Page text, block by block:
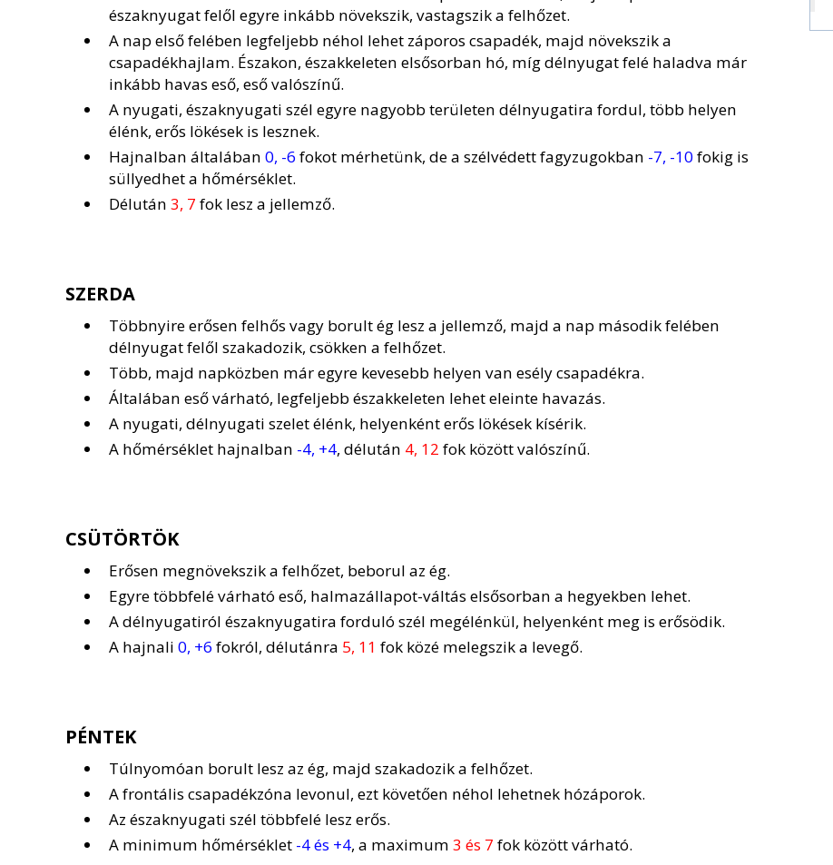
északnyugat felől egyre inkább növekszik, vastagszik a felhőzet.
A nap első felében legfeljebb néhol lehet záporos csapadék, majd növekszik a
csapadékhajlam. Északon, északkeleten elsősorban hó, míg délnyugat felé haladva már
inkább havas eső, eső valószínű.
A nyugati, északnyugati szél egyre nagyobb területen délnyugatira fordul, több helyen
élénk, erős lökések is lesznek.
Hajnalban általában 0, -6 fokot mérhetünk, de a szélvédett fagyzugokban -7, -10fokig is
süllyedhet a hőmérséklet.
Délután 3, 7 fok lesz a jellemző.
SZERDA
Többnyire erősen felhős vagy borult ég lesz a jellemző, majd a nap második felében
délnyugat felől szakadozik, csökken a felhőzet.
Több, majd napközben már egyre kevesebb helyen van esély csapadékra.
Általában eső várható, legfeljebb északkeleten lehet eleinte havazás.
A nyugati, délnyugati szelet élénk, helyenként erős lökések kísérik.
A hőmérséklet hajnalban -4, +4, délután 4, 12 fok között valószínű.
CSÜTÖRTÖK
Erősen megnövekszik a felhőzet, beborul az ég.
Egyre többfelé várható eső, halmazállapot-váltás elsősorban a hegyekben lehet.
A délnyugatiról északnyugatira forduló szél megélénkül, helyenként meg is erősödik.
A hajnali 0, +6 fokról, délutánra 5, 11 fok közé melegszik a levegő.
PÉNTEK
Túlnyomóan borult lesz az ég, majd szakadozik a felhőzet.
A frontális csapadékzóna levonul, ezt követően néhol lehetnek hózáporok.
Az északnyugati szél többfelé lesz erős.
A minimum hőmérséklet -4 és +4, a maximum 3 és 7 fok között várható.